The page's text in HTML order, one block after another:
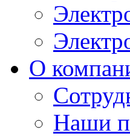
О
Наши